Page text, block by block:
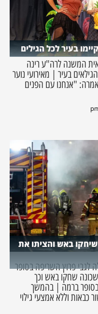
בעיר לכל הגילים
המשנה לרה"ע רינה
בעיר | מאירועי נוער
אמרה: "אנחנו עם הפנים
באש והציתו את
לגבי פרוץ השריפה בסופר
שחקו באש וכך
ברמה | בהמשך
וללא אמצעי גילוי